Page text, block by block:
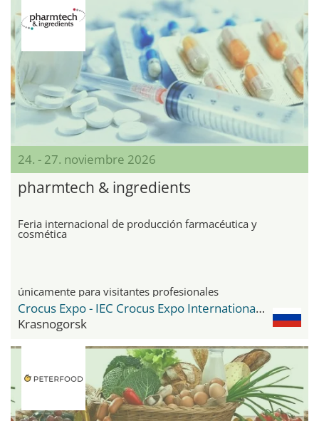
24. - 27. noviembre 2026
pharmtech & ingredients
Feria internacional de producción farmacéutica y
cosmética
únicamente para visitantes profesionales
Crocus Expo - IEC Crocus Expo International Exhibition Centre
Krasnogorsk